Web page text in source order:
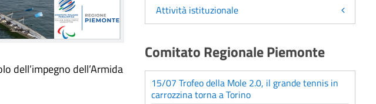
dell’impegno dell’Armida
Attività istituzionale
Comitato Regionale Piemonte
15/07 Trofeo della Mole 2.0, il grande tennis in
carrozzina torna a Torino